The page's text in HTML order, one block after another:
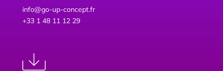
info@go-up-concept.fr
+33 1 48 11 12 29